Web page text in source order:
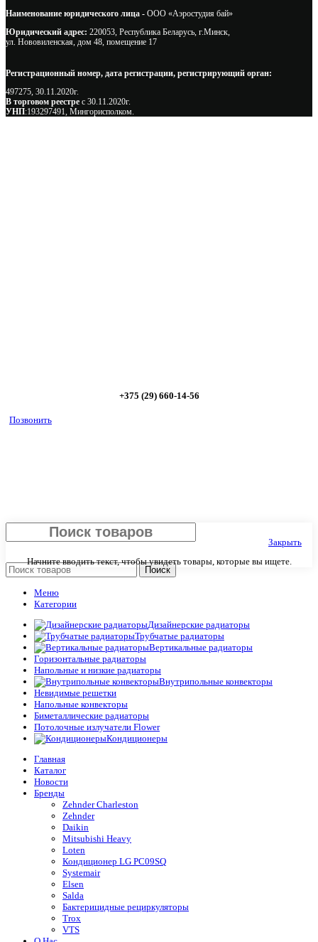
Наименование юридического лица - ООО «Аэростудия бай»
Юридический адрес: 220053, Республика Беларусь, г.Минск,
ул. Нововиленская, дом 48, помещение 17
Регистрационный номер, дата регистрации, регистрирующий орган:
497275, 30.11.2020г.
В торговом реестре с 30.11.2020г.
УНП:193297491, Мингорисполком.
+375 (29) 660-14-56
Позвонить
Начните вводить текст, чтобы увидеть товары, которые вы ищете.
Закрыть
Поиск
Меню
Категории
Дизайнерские радиаторы
Трубчатые радиаторы
Вертикальные радиаторы
Горизонтальные радиаторы
Напольные и низкие радиаторы
Внутрипольные конвекторы
Невидимые решетки
Напольные конвекторы
Биметаллические радиаторы
Потолочные излучатели Flower
Кондиционеры
Главная
Каталог
Новости
Бренды
Zehnder Charleston
Zehnder
Daikin
Mitsubishi Heavy
Loten
Кондиционер LG PC09SQ
Systemair
Elsen
Salda
Бактерицидные рециркуляторы
Trox
VTS